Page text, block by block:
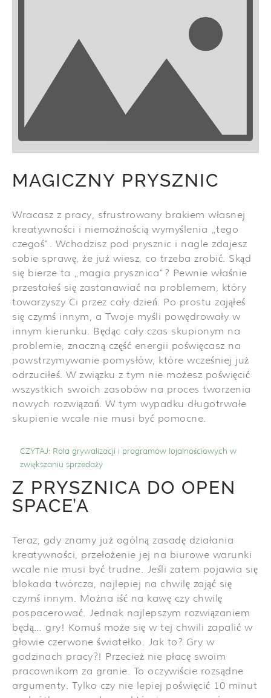
MAGICZNY PRYSZNIC
Wracasz z pracy, sfrustrowany brakiem własnej
kreatywności i niemożnością wymyślenia „tego
czegoś”. Wchodzisz pod prysznic i nagle zdajesz
sobie sprawę, że już wiesz, co trzeba zrobić. Skąd
się bierze ta „magia prysznica”? Pewnie właśnie
przestałeś się zastanawiać na problemem, który
towarzyszy Ci przez cały dzień. Po prostu zająłeś
się czymś innym, a Twoje myśli powędrowały w
innym kierunku. Będąc cały czas skupionym na
problemie, znaczną część energii poświęcasz na
powstrzymywanie pomysłów, które wcześniej już
odrzuciłeś. W związku z tym nie możesz poświęcić
wszystkich swoich zasobów na proces tworzenia
nowych rozwiązań. W tym wypadku długotrwałe
skupienie wcale nie musi być pomocne.
CZYTAJ: Rola grywalizacji i programów lojalnościowych w
zwiększaniu sprzedaży
Z PRYSZNICA DO OPEN
SPACE’A
Teraz, gdy znamy już ogólną zasadę działania
kreatywności, przełożenie jej na biurowe warunki
wcale nie musi być trudne. Jeśli zatem pojawia się
blokada twórcza, najlepiej na chwilę zająć się
czymś innym. Można iść na kawę czy chwilę
pospacerować. Jednak najlepszym rozwiązaniem
będą… gry! Komuś może się w tej chwili zapalić w
głowie czerwone światełko. Jak to? Gry w
godzinach pracy?! Przecież nie płacę swoim
pracownikom za granie. To oczywiście rozsądne
argumenty. Tylko czy nie lepiej poświęcić 10 minut